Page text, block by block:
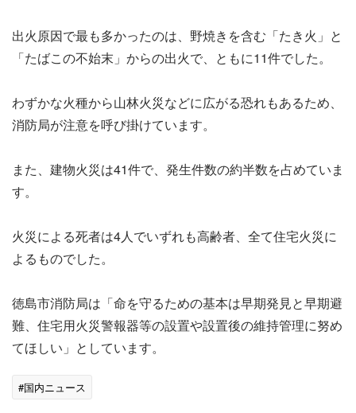
出火原因で最も多かったのは、野焼きを含む「たき火」と
「たばこの不始末」からの出火で、ともに11件でした。
わずかな火種から山林火災などに広がる恐れもあるため、
消防局が注意を呼び掛けています。
また、建物火災は41件で、発生件数の約半数を占めていま
す。
火災による死者は4人でいずれも高齢者、全て住宅火災に
よるものでした。
徳島市消防局は「命を守るための基本は早期発見と早期避
難、住宅用火災警報器等の設置や設置後の維持管理に努め
てほしい」としています。
#国内ニュース